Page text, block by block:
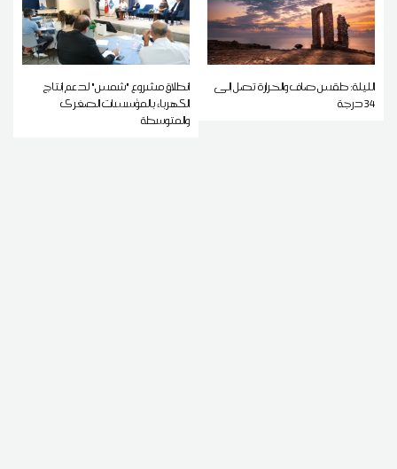
الليلة: طقس صاف والحرارة تصل إلى
34 درجة
انطلاق مشروع "شمس" لدعم إنتاج
الكهرباء بالمؤسسات الصغرى
والمتوسطة